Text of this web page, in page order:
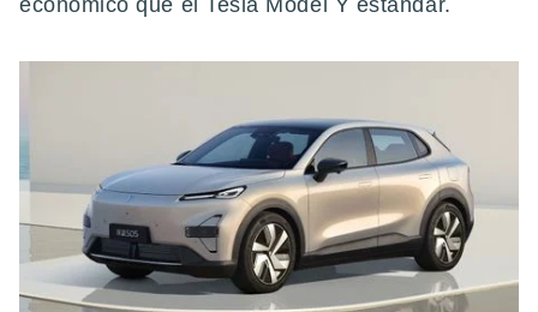
económico que el Tesla Model Y estándar.